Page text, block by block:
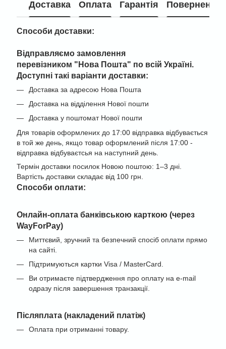
Доставка Оплата Гарантія Повернення
Способи доставки:
Відправляємо замовлення
перевізником "Нова Пошта" по всій Україні
Доступні такі варіанти доставки:
Доставка за адресою Нова Пошта
Доставка на відділення Нової пошти
Доставка у поштомат Нової пошти
Для товарів оформлених до 17:00 відправка відбувається
в той же день, якщо товар оформлений після 17:00 -
відправка відбуваєтсья на наступний день.
Термін доставки посилок Новою поштою: 1–3 дні.
Вартість доставки складає від 100 грн.
Cпособи оплати:
Онлайн-оплата банківською карткою (через
WayForPay)
Миттєвий, зручний та безпечний спосіб оплати прямо
на сайті.
Підтримуються картки Visa / MasterCard.
Ви отримаєте підтвердження про оплату на e-mail
одразу після завершення транзакції.
Післяплата (накладений платіж)
Оплата при отриманні товару.